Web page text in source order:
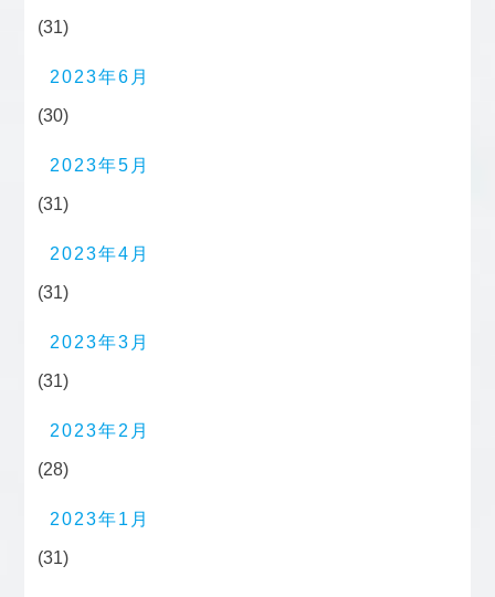
(31)
2023年6月
(30)
2023年5月
(31)
2023年4月
(31)
2023年3月
(31)
2023年2月
(28)
2023年1月
(31)